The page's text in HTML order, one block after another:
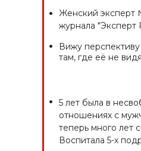
•
•
Женский
журнала "Эксперт
5 лет была в
отношениях с
теперь много лет
Воспитала 5-х
Вижу
там, где её не
•